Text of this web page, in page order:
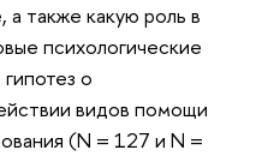
а также какую роль в
психологические
о
видов помощи
(N = 127 и N =